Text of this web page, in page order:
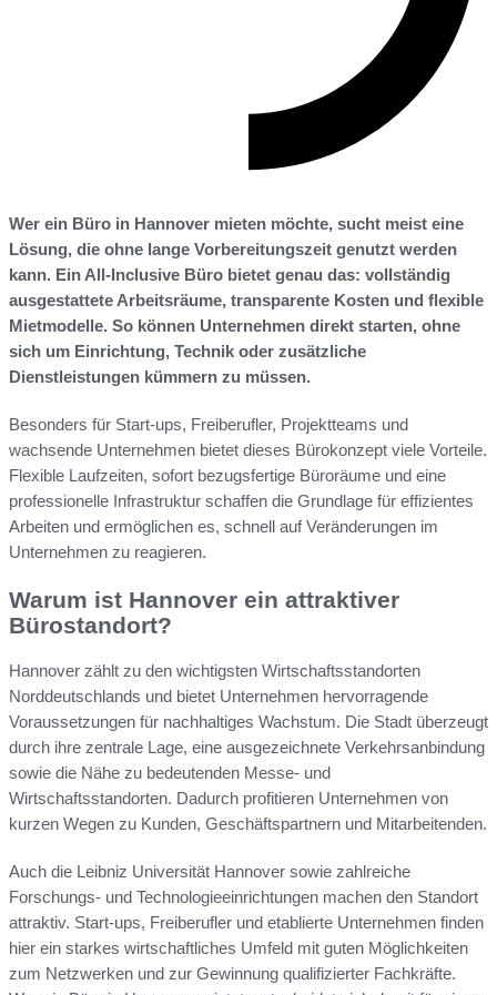
Wer ein Büro in Hannover mieten möchte, sucht meist eine
Lösung, die ohne lange Vorbereitungszeit genutzt werden
kann. Ein All-Inclusive Büro bietet genau das: vollständig
ausgestattete Arbeitsräume, transparente Kosten und flexible
Mietmodelle. So können Unternehmen direkt starten, ohne
sich um Einrichtung, Technik oder zusätzliche
Dienstleistungen kümmern zu müssen.
Besonders für Start-ups, Freiberufler, Projektteams und
wachsende Unternehmen bietet dieses Bürokonzept viele Vorteile.
Flexible Laufzeiten, sofort bezugsfertige Büroräume und eine
professionelle Infrastruktur schaffen die Grundlage für effizientes
Arbeiten und ermöglichen es, schnell auf Veränderungen im
Unternehmen zu reagieren.
Warum ist Hannover ein attraktiver
Bürostandort?
Hannover zählt zu den wichtigsten Wirtschaftsstandorten
Norddeutschlands und bietet Unternehmen hervorragende
Voraussetzungen für nachhaltiges Wachstum. Die Stadt überzeugt
durch ihre zentrale Lage, eine ausgezeichnete Verkehrsanbindung
sowie die Nähe zu bedeutenden Messe- und
Wirtschaftsstandorten. Dadurch profitieren Unternehmen von
kurzen Wegen zu Kunden, Geschäftspartnern und Mitarbeitenden.
Auch die Leibniz Universität Hannover sowie zahlreiche
Forschungs- und Technologieeinrichtungen machen den Standort
attraktiv. Start-ups, Freiberufler und etablierte Unternehmen finden
hier ein starkes wirtschaftliches Umfeld mit guten Möglichkeiten
zum Netzwerken und zur Gewinnung qualifizierter Fachkräfte.